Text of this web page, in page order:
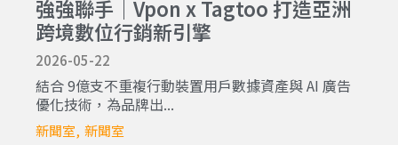
強強聯手｜Vpon x Tagtoo 打造亞洲
跨境數位行銷新引擎
2026-05-22
結合 9億支不重複行動裝置用戶數據資產與 AI 廣告
優化技術，為品牌出...
新聞室 新聞室